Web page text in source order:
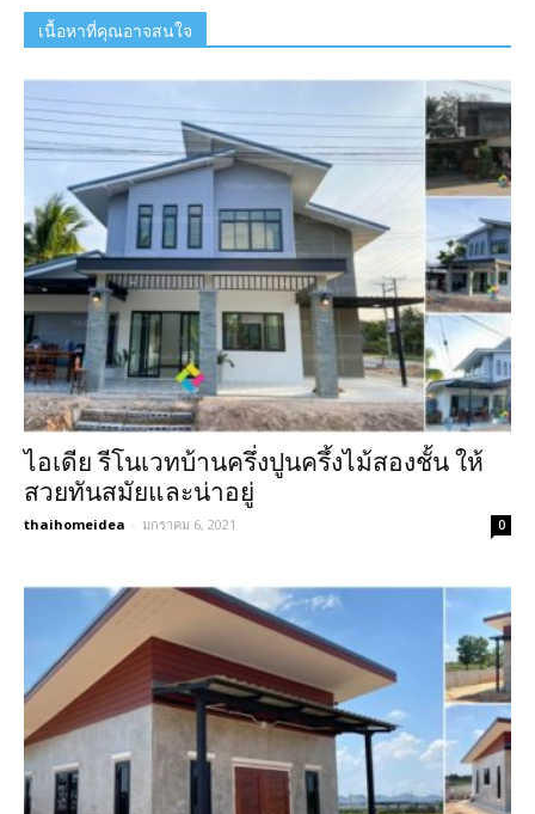
เนื้อหาที่คุณอาจสนใจ
ไอเดีย รีโนเวทบ้านครึ่งปูนครึ้งไม้สองชั้น ให้
สวยทันสมัยและน่าอยู่
thaihomeidea - มกราคม 6, 2021 0